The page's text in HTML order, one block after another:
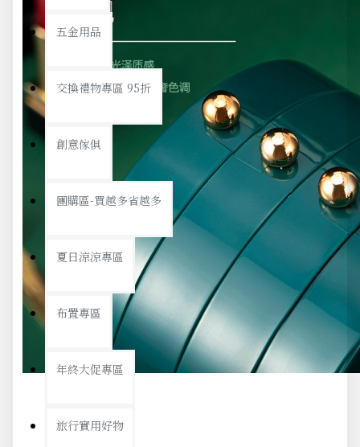
五金用品
交換禮物專區 95折
創意傢俱
團購區-買越多省越多
夏日涼涼專區
布置專區
年終大促專區
旅行實用好物